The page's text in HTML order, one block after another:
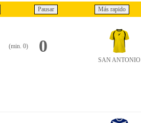
(min. 0) 0
SAN ANTONIO